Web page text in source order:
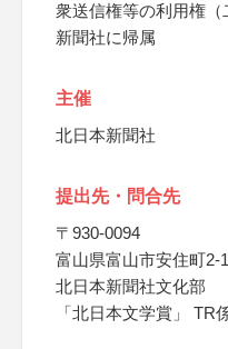
衆送信権等の利用権
新聞社に帰属
主催
北日本新聞社
提出先・問合先
〒930-0094
富山県富山市安住町2-
北日本新聞社文化部
「北日本文学賞」 TR